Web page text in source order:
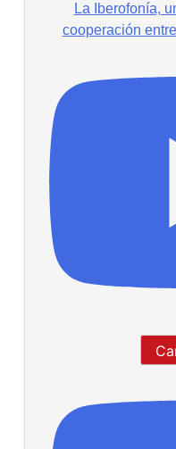
La Iberofonía,
cooperación